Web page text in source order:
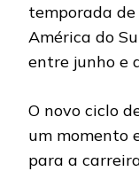
temporada de
América do
entre junho e
O novo ciclo
um momento
para a